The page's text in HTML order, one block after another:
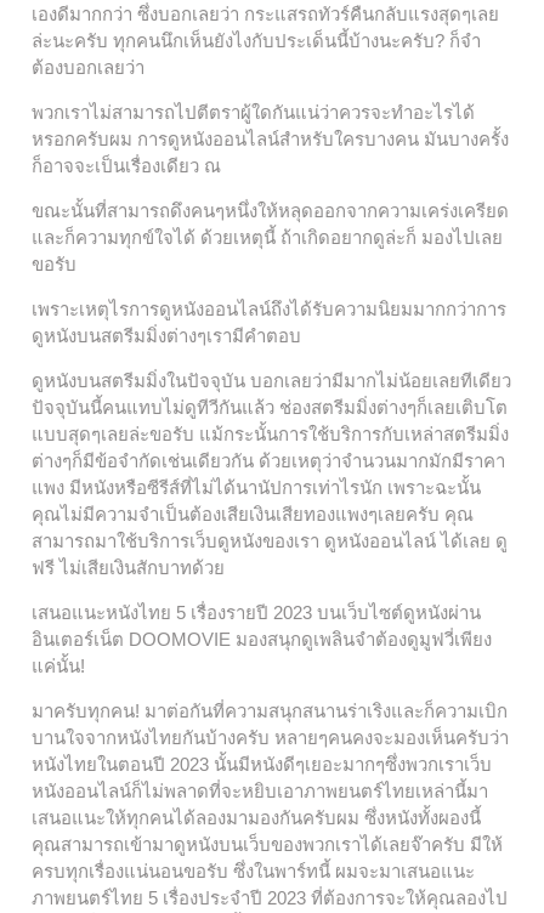
เองดีมากกว่า ซึ่งบอกเลยว่า กระแสรถทัวร์คืนกลับแรงสุดๆเลย
ล่ะนะครับ ทุกคนนึกเห็นยังไงกับประเด็นนี้บ้างนะครับ? ก็จำ
ต้องบอกเลยว่า
พวกเราไม่สามารถไปตีตราผู้ใดกันแน่ว่าควรจะทำอะไรได้
หรอกครับผม การดูหนังออนไลน์สำหรับใครบางคน มันบางครั้ง
ก็อาจจะเป็นเรื่องเดียว ณ
ขณะนั้นที่สามารถดึงคนๆหนึ่งให้หลุดออกจากความเคร่งเครียด
และก็ความทุกข์ใจได้ ด้วยเหตุนี้ ถ้าเกิดอยากดูล่ะก็ มองไปเลย
ขอรับ
เพราะเหตุไรการดูหนังออนไลน์ถึงได้รับความนิยมมากกว่าการ
ดูหนังบนสตรีมมิ่งต่างๆเรามีคำตอบ
ดูหนังบนสตรีมมิ่งในปัจจุบัน บอกเลยว่ามีมากไม่น้อยเลยทีเดียว
ปัจจุบันนี้คนแทบไม่ดูทีวีกันแล้ว ช่องสตรีมมิ่งต่างๆก็เลยเติบโต
แบบสุดๆเลยล่ะขอรับ แม้กระนั้นการใช้บริการกับเหล่าสตรีมมิ่ง
ต่างๆก็มีข้อจำกัดเช่นเดียวกัน ด้วยเหตุว่าจำนวนมากมักมีราคา
แพง มีหนังหรือซีรีส์ที่ไม่ได้นานัปการเท่าไรนัก เพราะฉะนั้น
คุณไม่มีความจำเป็นต้องเสียเงินเสียทองแพงๆเลยครับ คุณ
สามารถมาใช้บริการเว็บดูหนังของเรา ดูหนังออนไลน์ ได้เลย ดู
ฟรี ไม่เสียเงินสักบาทด้วย
เสนอแนะหนังไทย 5 เรื่องรายปี 2023 บนเว็บไซต์ดูหนังผ่าน
อินเตอร์เน็ต DOOMOVIE มองสนุกดูเพลินจำต้องดูมูฟวี่เพียง
แค่นั้น!
มาครับทุกคน! มาต่อกันที่ความสนุกสนานร่าเริงและก็ความเบิก
บานใจจากหนังไทยกันบ้างครับ หลายๆคนคงจะมองเห็นครับว่า
หนังไทยในตอนปี 2023 นั้นมีหนังดีๆเยอะมากๆซึ่งพวกเราเว็บ
หนังออนไลน์ก็ไม่พลาดที่จะหยิบเอาภาพยนตร์ไทยเหล่านี้มา
เสนอแนะให้ทุกคนได้ลองมามองกันครับผม ซึ่งหนังทั้งผองนี้
คุณสามารถเข้ามาดูหนังบนเว็บของพวกเราได้เลยจ๊าครับ มีให้
ครบทุกเรื่องแน่นอนขอรับ ซึ่งในพาร์ทนี้ ผมจะมาเสนอแนะ
ภาพยนตร์ไทย 5 เรื่องประจำปี 2023 ที่ต้องการจะให้คุณลองไป